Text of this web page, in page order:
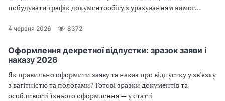
побудувати графік документообігу з урахуванням вимог
акцент, чітка структура та приклад для скачування — усе для
4 червня 2026 8372
Оформлення декретної відпустки: зразок заяви і
наказу 2026
Як правильно оформити заяву та наказ про відпустку у зв’язку
з вагітністю та пологами? Готові зразки документів та
особливості їхнього оформлення — у статті